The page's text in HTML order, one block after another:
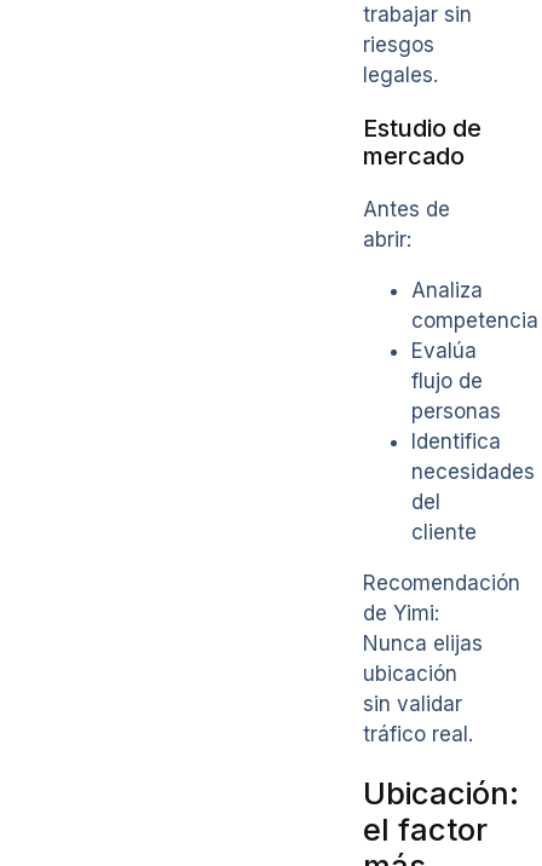
trabajar sin
riesgos
legales.
Estudio de
mercado
Antes de
abrir:
Analiza
competencia
Evalúa
flujo de
personas
Identifica
necesidades
del
cliente
Recomendación
de Yimi:
Nunca elijas
ubicación
sin validar
tráfico real.
Ubicación:
el factor